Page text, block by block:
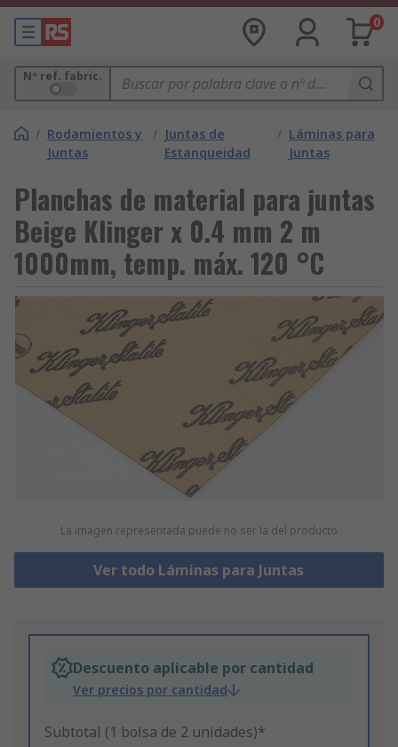
0
Nº ref. fabric.
/ Rodamientos y
Juntas
/ Juntas de
Estanqueidad
/ Láminas para
Juntas
Planchas de material para juntas
Beige Klinger x 0.4 mm 2 m
1000mm, temp. máx. 120 °C
La imagen representada puede no ser la del producto
Ver todo Láminas para Juntas
Descuento aplicable por cantidad
Ver precios por cantidad
Subtotal (1 bolsa de 2 unidades)*